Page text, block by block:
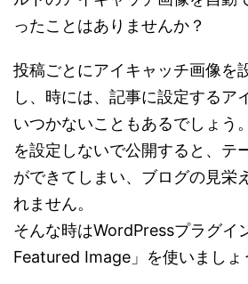
ったことはありませんか？
投稿ごとにアイキャッチ画像を
し、時には、記事に設定するア
いつかないこともあるでしょう
を設定しないで公開すると、テ
ができてしまい、ブログの見栄
れません。
そんな時はWordPressプラグイ
Featured Image」を使いましょ